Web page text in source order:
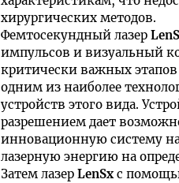
хирургических методов.
Фемтосекундный лазер
импульсов и визуальный
критически важных этапов
одним из наиболее
устройств этого вида.
разрешением дает
инновационную систему
лазерную энергию на
Затем лазер LenSxс